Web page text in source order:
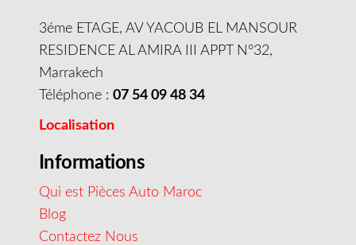
3éme ETAGE, AV YACOUB EL MANSOUR
RESIDENCE AL AMIRA III APPT N°32,
Marrakech
Téléphone : 07 54 09 48 34
Localisation
Informations
Qui est Pièces Auto Maroc
Blog
Contactez Nous